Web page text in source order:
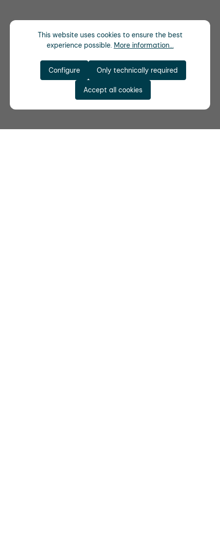
This website uses cookies to ensure the best
experience possible. More information...
Only technically required
Configure
Accept all cookies